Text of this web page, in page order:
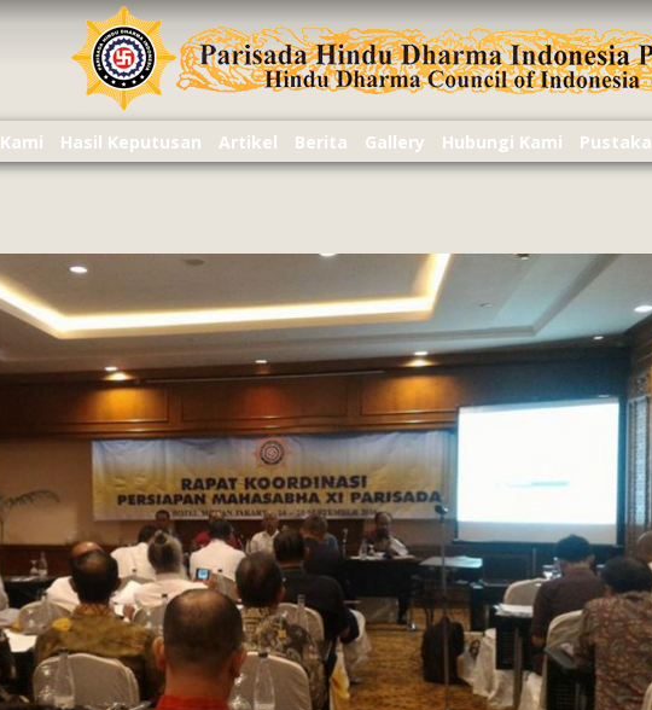
Hasil Keputusan Artikel Berita Gallery Hubungi Kami Pustaka